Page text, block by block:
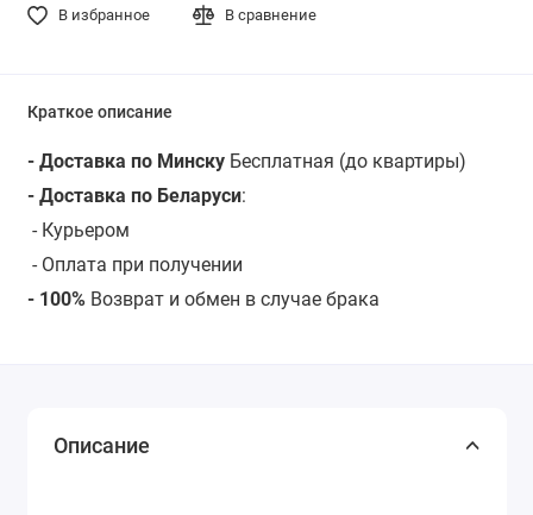
В избранное В сравнение
Краткое описание
- Доставка по МинскуБесплатная (до квартиры)
- Доставка по Беларуси:
- Курьером
- Оплата при получении
- 100% Возврат и обмен в случае брака
Описание